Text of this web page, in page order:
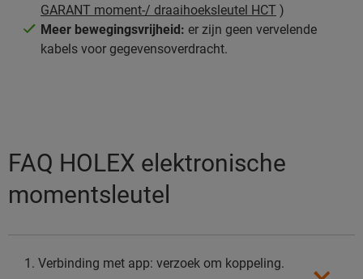
GARANT moment-/ draaihoeksleutel HCT )
Meer bewegingsvrijheid: er zijn geen vervelende
kabels voor gegevensoverdracht.
FAQ HOLEX elektronische
momentsleutel
1. Verbinding met app: verzoek om koppeling.